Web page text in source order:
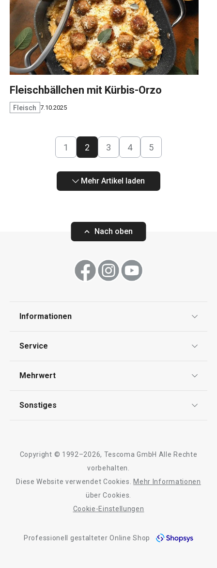
Fleischbällchen mit Kürbis-Orzo
Fleisch 7.10.2025
1 2 3 4 5
Mehr Artikel laden
Nach oben
Informationen
Impressum
Service
Kontaktformular
Mehrwert
Qualität
Sonstiges
Barrierefreiheit
Copyright © 1992–2026, Tescoma GmbH Alle Rechte
vorbehalten.
Diese Website verwendet Cookies. Mehr Informationen
über Cookies.
Cookie-Einstellungen
Professionell gestalteter Online Shop